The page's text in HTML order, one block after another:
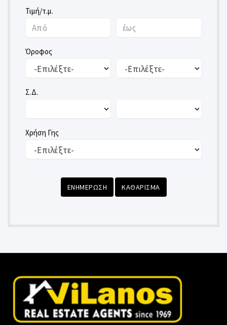
Τιμή/τ.μ.
Όροφος
Σ.Δ.
Χρήση Γης
ΕΝΗΜΕΡΩΣΗ ΚΑΘΑΡΙΣΜΑ